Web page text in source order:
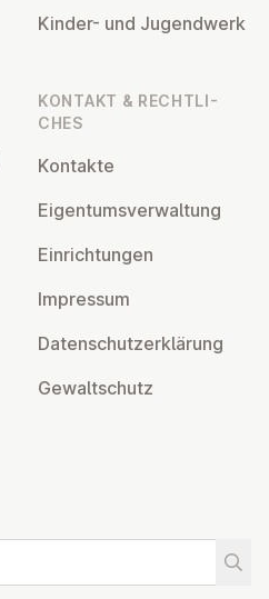
Kinder- und Ju­gend­werk
KONTAKT & RECHT­LI­
CHES
Kontakte
Ei­gen­tums­ver­wal­tung
Ein­rich­tun­gen
Impressum
Da­ten­schutz­er­klä­rung
Ge­walt­schutz